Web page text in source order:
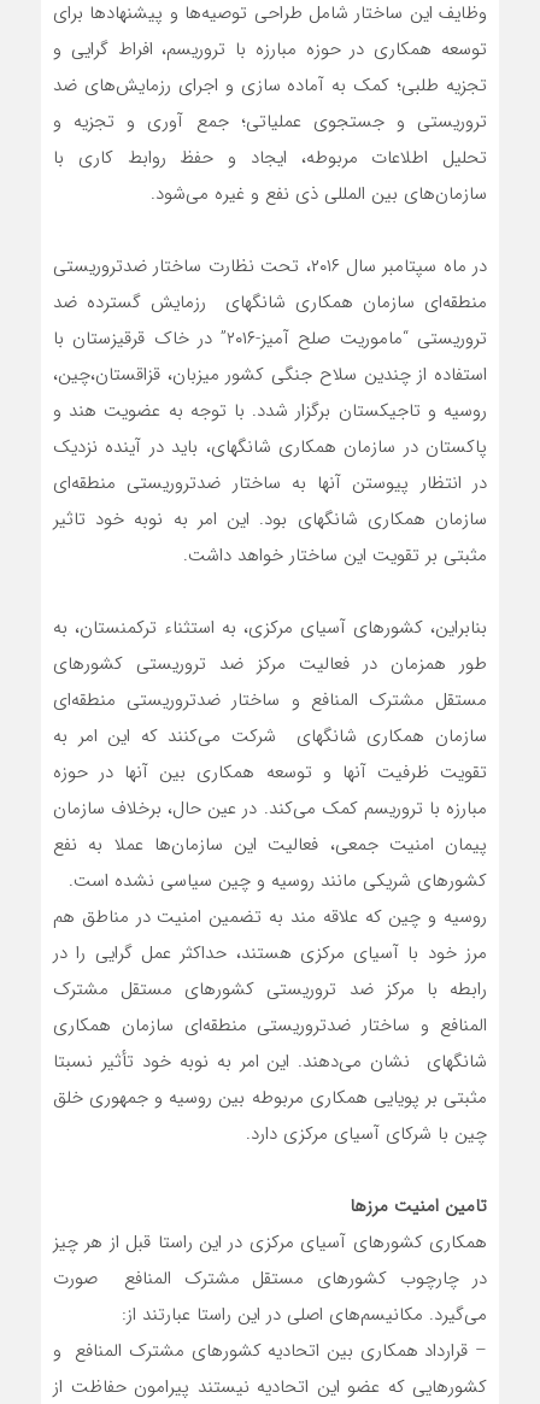
وظایف این ساختار شامل طراحی توصیه‌ها و پیشنهادها برای
توسعه همکاری در حوزه مبارزه با تروریسم، افراط گرایی و
تجزیه طلبی؛ کمک به آماده سازی و اجرای رزمایش‌های ضد
تروریستی و جستجوی عملیاتی؛ جمع آوری و تجزیه و
تحلیل اطلاعات مربوطه، ایجاد و حفظ روابط کاری با
سازمان‌های بین المللی ذی نفع و غیره می‌شود.
در ماه سپتامبر سال ۲۰۱۶، تحت نظارت ساختار ضدتروریستی
منطقه‌ای سازمان همکاری شانگهای رزمایش‌ گسترده ضد
تروریستی “ماموریت صلح آمیز-۲۰۱۶” در خاک قرقیزستان با
استفاده از چندین سلاح جنگی کشور میزبان، قزاقستان،چین،
روسیه و تاجیکستان برگزار شدد. با توجه به عضویت هند و
پاکستان در سازمان همکاری شانگهای، باید در آینده نزدیک
در انتظار پیوستن آنها به ساختار ضدتروریستی منطقه‌ای
سازمان همکاری شانگهای بود. این امر به نوبه خود تاثیر
مثبتی بر تقویت این ساختار خواهد داشت.
بنابراین، کشورهای آسیای مرکزی، به استثناء ترکمنستان، به
طور همزمان در فعالیت مرکز ضد تروریستی کشورهای
مستقل مشترک المنافع و ساختار ضدتروریستی منطقه‌ای
سازمان همکاری شانگهای شرکت می‌کنند که این امر به
تقویت ظرفیت آنها و توسعه همکاری بین آنها در حوزه
مبارزه با تروریسم کمک می‌کند. در عین حال، برخلاف سازمان
پیمان امنیت جمعی، فعالیت این سازمان‌ها عملا به نفع
کشورهای شریکی مانند روسیه و چین سیاسی نشده است.
روسیه و چین که علاقه مند به تضمین امنیت در مناطق هم
مرز خود با آسیای مرکزی هستند، حداکثر عمل گرایی را در
رابطه با مرکز ضد تروریستی کشورهای مستقل مشترک
المنافع و ساختار ضدتروریستی منطقه‌ای سازمان همکاری
شانگهای نشان می‌دهند. این امر به نوبه خود تأثیر نسبتا
مثبتی بر پویایی همکاری مربوطه بین روسیه و جمهوری خلق
چین با شرکای آسیای مرکزی دارد.
تامین امنیت مرزها
همکاری کشورهای آسیای مرکزی در این راستا قبل از هر چیز
در چارچوب کشورهای مستقل مشترک المنافع صورت
می‌گیرد. مکانیسم‌های اصلی در این راستا عبارتند از:
– قرارداد همکاری بین اتحادیه کشورهای مشترک المنافع و
کشورهایی که عضو این اتحادیه نیستند پیرامون حفاظت از